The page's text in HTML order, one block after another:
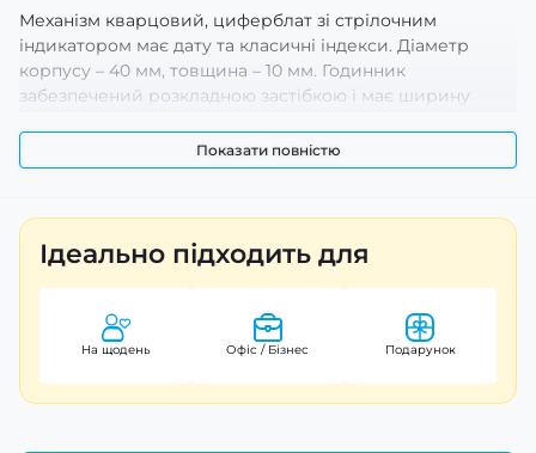
Механізм кварцовий, циферблат зі стрілочним
індикатором має дату та класичні індекси. Діаметр
корпусу – 40 мм, товщина – 10 мм. Годинник
забезпечений розкладною застібкою і має ширину
Завдяки стильному оформленню та функціональності,
образу. Гарантія – 12 місяців. Вага годинника – 110 г.
Країна виробництва – Китай.
Показати повністю
Ідеально підходить для
На щодень Офіс / Бізнес Подарунок